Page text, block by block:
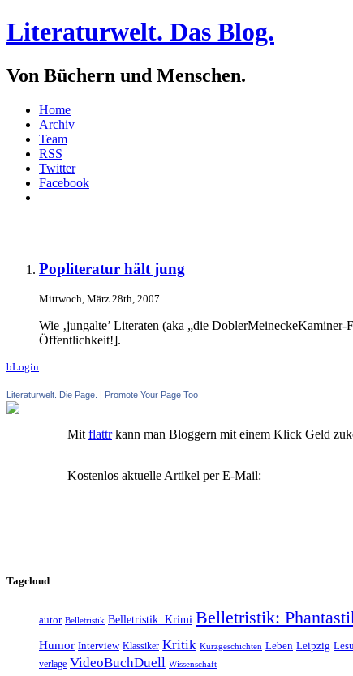
Literaturwelt. Das Blog.
Von Büchern und Menschen.
Home
Archiv
Team
RSS
Twitter
Facebook
Popliteratur hält jung
Mittwoch, März 28th, 2007
Wie ‚jungalte’ Literaten (aka „die
Öffentlichkeit!].
bLogin
Literaturwelt. Die Page. Promote Your Page Too
Mit flattrkann man Bloggern mit einem Klick Geld
Kostenlos aktuelle Artikel per E-Mail:
Tagcloud
autor Belletristik Belletristik: Krimi Belletristik:
Humor Interview Klassiker Kritik Kurzgeschichten Leben Leipzig
verlage VideoBuchDuell Wissenschaft